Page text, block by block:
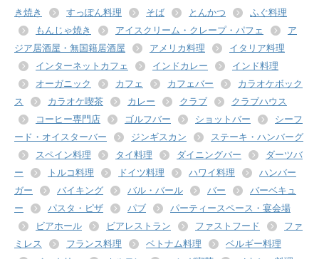
き焼き
すっぽん料理 そば とんかつ
ふぐ料理
もんじゃ焼き
アイスクリーム・クレープ・パフェ
ア
ジア居酒屋・無国籍居酒屋
アメリカ料理
イタリア料理
インターネットカフェ
インドカレー
インド料理
オーガニック
カフェ カフェバー
カラオケボック
ス
カラオケ喫茶 カレー クラブ
クラブハウス
コーヒー専門店
ゴルフバー ショットバー
シーフ
ード・オイスターバー
ジンギスカン
ステーキ・ハンバーグ
スペイン料理
タイ料理 ダイニングバー
ダーツバ
ー
トルコ料理 ドイツ料理 ハワイ料理
ハンバー
ガー
バイキング バル・バール バー
バーベキュ
ー
パスタ・ピザ パブ
パーティースペース・宴会場
ビアホール
ビアレストラン ファストフード
ファ
ミレス
フランス料理 ベトナム料理
ベルギー料理